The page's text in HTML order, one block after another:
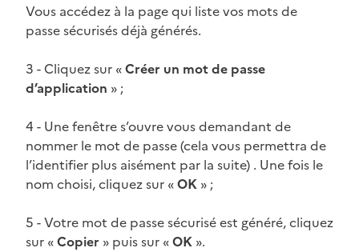
Vous accédez à la page qui liste vos mots de
passe sécurisés déjà générés.
3 - Cliquez sur «Créer un mot de passe
d’application » ;
4 - Une fenêtre s’ouvre vous demandant de
nommer le mot de passe (cela vous permettra de
l’identifier plus aisément par la suite) . Une fois le
nom choisi, cliquez sur «OK » ;
5 - Votre mot de passe sécurisé est généré, cliquez
sur «Copier » puis sur «OK ».